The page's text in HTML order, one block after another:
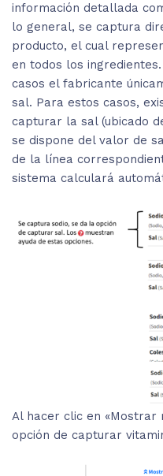
información detallada
lo general, se captura
producto, el cual
en todos los
casos el fabricante
sal. Para estos casos,
capturar la sal (ubicado
se dispone del valor de
de la línea
sistema calculará
Al hacer clic en «Mostrar
opción de capturar